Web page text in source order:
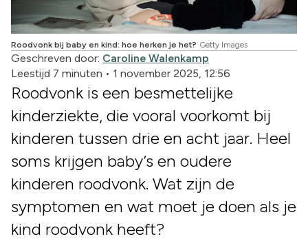
Roodvonk bij baby en kind: hoe herken je het? Getty Images
Geschreven door: Caroline Walenkamp
Leestijd 7 minuten • 1 november 2025, 12:56
Roodvonk is een besmettelijke
kinderziekte, die vooral voorkomt bij
kinderen tussen drie en acht jaar. Heel
soms krijgen baby’s en oudere
kinderen roodvonk. Wat zijn de
symptomen en wat moet je doen als je
kind roodvonk heeft?